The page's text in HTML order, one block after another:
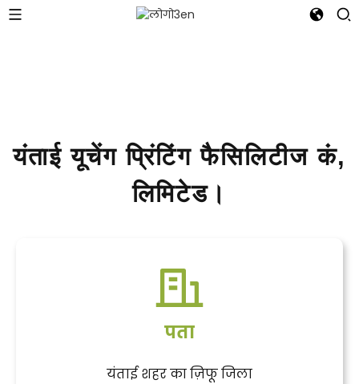
यंताई यूचेंग प्रिंटिंग फैसिलिटीज कं,
लिमिटेड।
पता
यंताई शहर का ज़िफू जिला